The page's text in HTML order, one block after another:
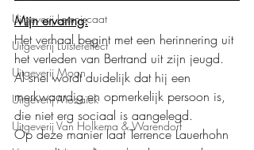
Uitgeverij Lemniscaat
Uitgeverij Luistereffect
Uitgeverij Moon
Uitgeverij Mozaïek
Uitgeverij Van Holkema & Warendorf
Mijn ervaring:
Het verhaal begint met een herinnering uit
het verleden van Bertrand uit zijn jeugd.
Al snel wordt duidelijk dat hij een
merkwaardig en opmerkelijk persoon is,
die niet erg sociaal is aangelegd.
Op deze manier laat Terrence Lauerhohn